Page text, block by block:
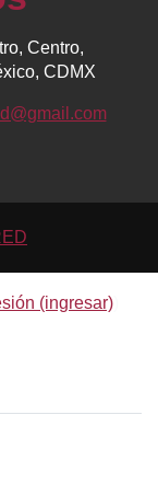
Centro,
CDMX
(ingresar)